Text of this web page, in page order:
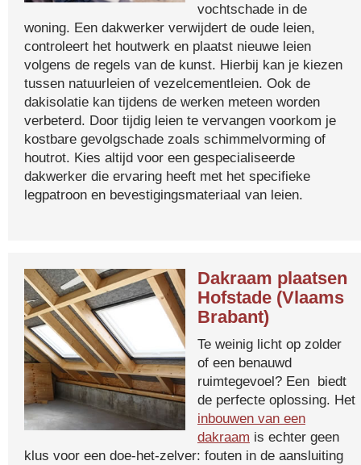
vochtschade in de
woning. Een dakwerker verwijdert de oude leien,
controleert het houtwerk en plaatst nieuwe leien
volgens de regels van de kunst. Hierbij kan je kiezen
tussen natuurleien of vezelcementleien. Ook de
dakisolatie kan tijdens de werken meteen worden
verbeterd. Door tijdig leien te vervangen voorkom je
kostbare gevolgschade zoals schimmelvorming of
houtrot. Kies altijd voor een gespecialiseerde
dakwerker die ervaring heeft met het specifieke
legpatroon en bevestigingsmateriaal van leien.
Dakraam plaatsen
Hofstade (Vlaams
Brabant)
Te weinig licht op zolder
of een benauwd
ruimtegevoel? Een biedt
de perfecte oplossing. Het
inbouwen van een
dakraam is echter geen
klus voor een doe-het-zelver: fouten in de aansluiting